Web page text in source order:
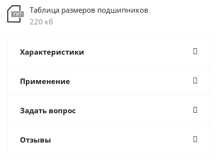
Таблица размеров подшипников
220 кб
Характеристики
Применение
Задать вопрос
Отзывы